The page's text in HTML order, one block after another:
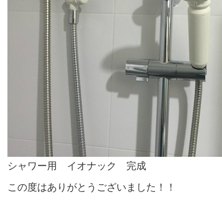
シャワー用 イオナック 完成
この度はありがとうございました！！